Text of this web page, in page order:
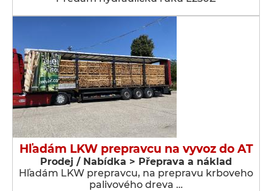
Hľadám LKW prepravcu na vyvoz do AT
Prodej / Nabídka > Přeprava a náklad
Hľadám LKW prepravcu, na prepravu krboveho
palivového dreva …